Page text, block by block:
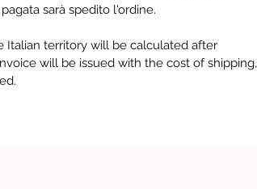
sarà spedito l'ordine.
Italian territory will be calculated after
will be issued with the cost of shipping,